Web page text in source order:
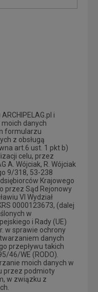
i
danych
formularzu
z obsługą
art.6 ust. 1 pkt b)
celu, przez
A. Wójciak, R. Wójciak
9/318, 53-238
Krajowego
przez Sąd Rejonowy
VI Wydział
0000123673, (dalej
w
i Rady (UE)
w sprawie ochrony
danych
przepływu takich
46/WE (RODO).
moich danych w
przez podmioty
w związku z